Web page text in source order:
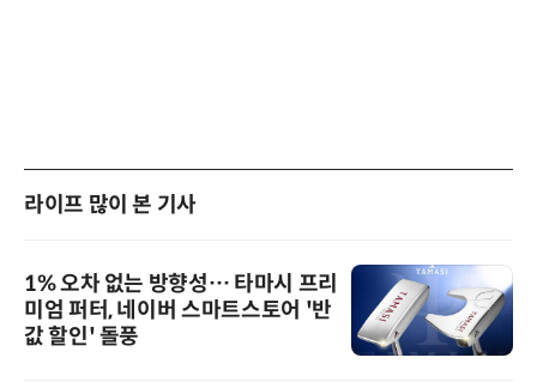
라이프 많이 본 기사
1% 오차 없는 방향성… 타마시 프리
미엄 퍼터, 네이버 스마트스토어 '반
값 할인' 돌풍